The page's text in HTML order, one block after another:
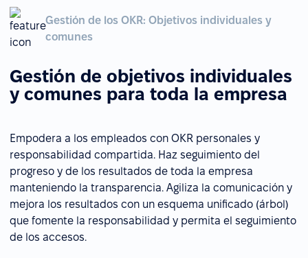
Gestión de los OKR: Objetivos individuales y
comunes
Gestión de objetivos individuales
y comunes para toda la empresa
Empodera a los empleados con OKR personales y
responsabilidad compartida. Haz seguimiento del
progreso y de los resultados de toda la empresa
manteniendo la transparencia. Agiliza la comunicación y
mejora los resultados con un esquema unificado (árbol)
que fomente la responsabilidad y permita el seguimiento
de los accesos.